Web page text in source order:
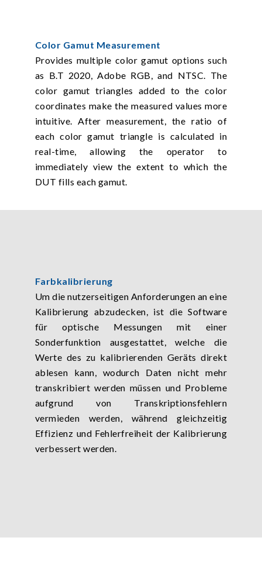
Color Gamut Measurement
Provides multiple color gamut options such
as B.T 2020, Adobe RGB, and NTSC. The
color gamut triangles added to the color
coordinates make the measured values more
intuitive. After measurement, the ratio of
each color gamut triangle is calculated in
real-time, allowing the operator to
immediately view the extent to which the
DUT fills each gamut.
Farbkalibrierung
Um die nutzerseitigen Anforderungen an eine
Kalibrierung abzudecken, ist die Software
für optische Messungen mit einer
Sonderfunktion ausgestattet, welche die
Werte des zu kalibrierenden Geräts direkt
ablesen kann, wodurch Daten nicht mehr
transkribiert werden müssen und Probleme
aufgrund von Transkriptionsfehlern
vermieden werden, während gleichzeitig
Effizienz und Fehlerfreiheit der Kalibrierung
verbessert werden.